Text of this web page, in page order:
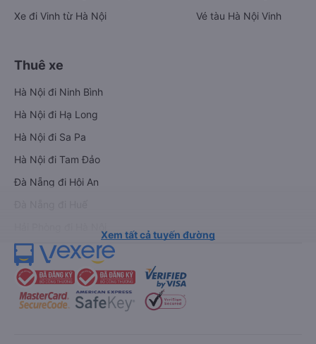
Xe đi Vinh từ Hà Nội
Vé tàu Hà Nội Vinh
Thuê xe
Hà Nội đi Ninh Bình
Hà Nội đi Hạ Long
Hà Nội đi Sa Pa
Hà Nội đi Tam Đảo
Đà Nẵng đi Hội An
Xem tất cả tuyến đường